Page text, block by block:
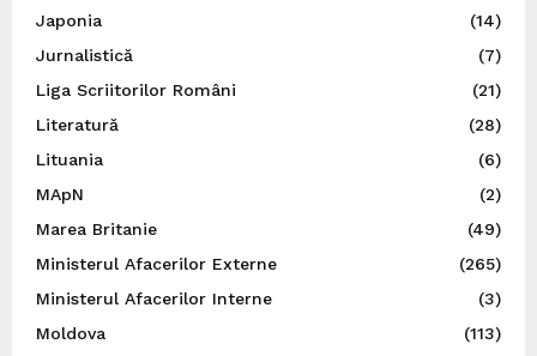
Japonia
(14)
Jurnalistică
(7)
Liga Scriitorilor Români
(21)
Literatură
(28)
Lituania
(6)
MApN
(2)
Marea Britanie
(49)
Ministerul Afacerilor Externe
(265)
Ministerul Afacerilor Interne
(3)
Moldova
(113)